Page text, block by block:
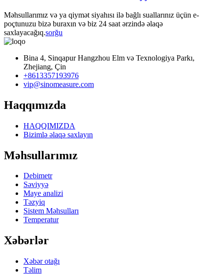
Məhsullarımız və ya qiymət siyahısı ilə bağlı suallarınız üçün e-
poçtunuzu bizə buraxın və biz 24 saat ərzində əlaqə
saxlayacağıq.sorğu
Bina 4, Sinqapur Hangzhou Elm və Texnologiya Parkı,
Zhejiang, Çin
+8613357193976
vip@sinomeasure.com
Haqqımızda
HAQQIMIZDA
Bizimlə əlaqə saxlayın
Məhsullarımız
Debimetr
Səviyyə
Maye analizi
Təzyiq
Sistem Məhsulları
Temperatur
Xəbərlər
Xəbər otağı
Təlim